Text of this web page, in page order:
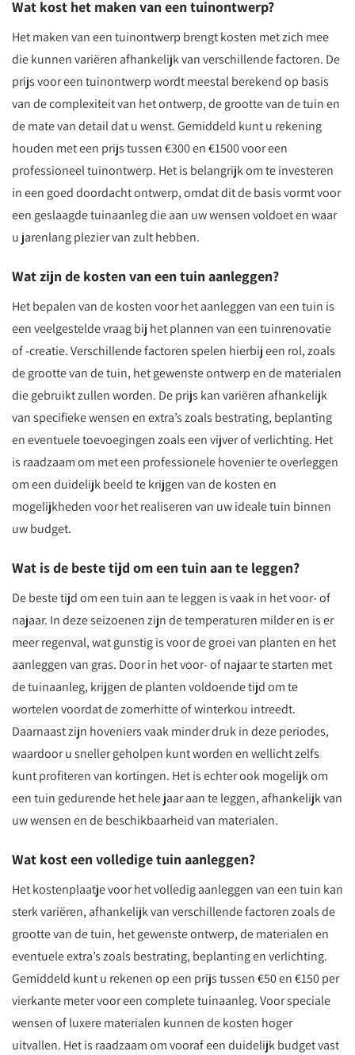
Wat kost het maken van een tuinontwerp?
Het maken van een tuinontwerp brengt kosten met zich mee
die kunnen variëren afhankelijk van verschillende factoren. De
prijs voor een tuinontwerp wordt meestal berekend op basis
van de complexiteit van het ontwerp, de grootte van de tuin en
de mate van detail dat u wenst. Gemiddeld kunt u rekening
houden met een prijs tussen €300 en €1500 voor een
professioneel tuinontwerp. Het is belangrijk om te investeren
in een goed doordacht ontwerp, omdat dit de basis vormt voor
een geslaagde tuinaanleg die aan uw wensen voldoet en waar
u jarenlang plezier van zult hebben.
Wat zijn de kosten van een tuin aanleggen?
Het bepalen van de kosten voor het aanleggen van een tuin is
een veelgestelde vraag bij het plannen van een tuinrenovatie
of -creatie. Verschillende factoren spelen hierbij een rol, zoals
de grootte van de tuin, het gewenste ontwerp en de materialen
die gebruikt zullen worden. De prijs kan variëren afhankelijk
van specifieke wensen en extra’s zoals bestrating, beplanting
en eventuele toevoegingen zoals een vijver of verlichting. Het
is raadzaam om met een professionele hovenier te overleggen
om een duidelijk beeld te krijgen van de kosten en
mogelijkheden voor het realiseren van uw ideale tuin binnen
uw budget.
Wat is de beste tijd om een tuin aan te leggen?
De beste tijd om een tuin aan te leggen is vaak in het voor- of
najaar. In deze seizoenen zijn de temperaturen milder en is er
meer regenval, wat gunstig is voor de groei van planten en het
aanleggen van gras. Door in het voor- of najaar te starten met
de tuinaanleg, krijgen de planten voldoende tijd om te
wortelen voordat de zomerhitte of winterkou intreedt.
Daarnaast zijn hoveniers vaak minder druk in deze periodes,
waardoor u sneller geholpen kunt worden en wellicht zelfs
kunt profiteren van kortingen. Het is echter ook mogelijk om
een tuin gedurende het hele jaar aan te leggen, afhankelijk van
uw wensen en de beschikbaarheid van materialen.
Wat kost een volledige tuin aanleggen?
Het kostenplaatje voor het volledig aanleggen van een tuin kan
sterk variëren, afhankelijk van verschillende factoren zoals de
grootte van de tuin, het gewenste ontwerp, de materialen en
eventuele extra’s zoals bestrating, beplanting en verlichting.
Gemiddeld kunt u rekenen op een prijs tussen €50 en €150 per
vierkante meter voor een complete tuinaanleg. Voor speciale
wensen of luxere materialen kunnen de kosten hoger
uitvallen. Het is raadzaam om vooraf een duidelijk budget vast